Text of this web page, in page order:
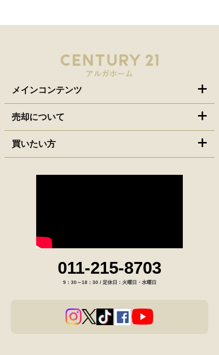
メインコンテンツ
売却について
買いたい方
011-215-8703
9：30～18：30 / 定休日：火曜日・水曜日